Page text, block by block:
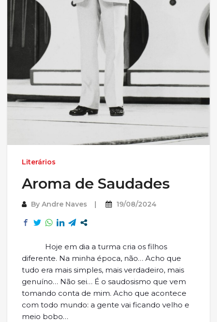
Literários
Aroma de Saudades
By Andre Naves 19/08/2024
Hoje em dia a turma cria os filhos
diferente. Na minha época, não… Acho que
tudo era mais simples, mais verdadeiro, mais
genuíno… Não sei… É o saudosismo que vem
tomando conta de mim. Acho que acontece
com todo mundo: a gente vai ficando velho e
meio bobo…